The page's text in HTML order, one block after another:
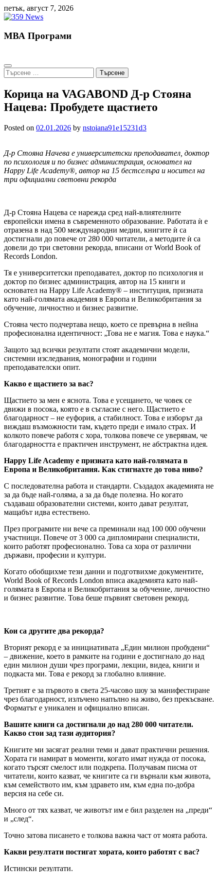
Skip
to
петък, август 7, 2026
МВА Програми
Търсене
за:
Корица на VAGABOND Д-р Стояна
Нацева: Пробудете щастието
Posted on 02.01.2026 by nstoiana91e15231d3
Д-р Стояна Начева е университетски преподавател, доктор
по психология и по бизнес администрация, основател на
Happy Life Academy®, автор на 15 бестселъра и носител на
три официални световни рекорда
Д-р Стояна Нацева се нарежда сред най-влиятелните
европейски имена в съвременното образование. Работата ѝ е
отразена в над 500 международни медии, книгите ѝ са
достигнали до повече от 280 000 читатели, а методите ѝ са
довели до три световни рекорда, вписани от World Book of
Records London.
Тя е университетски преподавател, доктор по психология и
доктор по бизнес администрация, автор на 15 книги и
основател на Happy Life Academy® – институция, призната
като най-голямата академия в Европа и Великобритания за
обучение, личностно и бизнес развитие.
Стояна често подчертава нещо, което се превърна в нейна
професионална идентичност: „Това не е магия. Това е наука.“
Защото зад всички резултати стоят академични модели,
системни изследвания, монографии и години
преподавателски опит.
Какво е щастието за вас?
Щастието за мен е яснота. Това е усещането, че човек се
движи в посока, която е в съгласие с него. Щастието е
благодарност – не еуфория, а стабилност. Това е изборът да
виждаш възможности там, където преди е имало страх. И
колкото повече работя с хора, толкова повече се уверявам, че
благодарността е практичен инструмент, не абстрактна идея.
Happy Life Academy е призната като най-голямата в
Европа и Великобритания. Как стигнахте до това ниво?
С последователна работа и стандарти. Създадох академията не
за да бъде най-голяма, а за да бъде полезна. Но когато
създаваш образователни системи, които дават резултат,
мащабът идва естествено.
През програмите ни вече са преминали над 100 000 обучени
участници. Повече от 3 000 са дипломирани специалисти,
които работят професионално. Това са хора от различни
държави, професии и култури.
Когато обобщихме тези данни и подготвихме документите,
World Book of Records London вписа академията като най-
голямата в Европа и Великобритания за обучение, личностно
и бизнес развитие. Това беше първият световен рекорд.
Кои са другите два рекорда?
Вторият рекорд е за инициативата „Един милион пробудени“
– движение, което в рамките на години е достигнало до над
един милион души чрез програми, лекции, видеа, книги и
подкаста ми. Това е рекорд за глобално влияние.
Третият е за първото в света 25-часово шоу за манифестиране
чрез благодарност, излъчено напълно на живо, без прекъсване.
Форматът е уникален и официално вписан.
Вашите книги са достигнали до над 280 000 читатели.
Какво стои зад тази аудитория?
Книгите ми засягат реални теми и дават практични решения.
Хората ги намират в моменти, когато имат нужда от посока,
когато търсят смелост или подкрепа. Получавам писма от
читатели, които казват, че книгите са ги върнали към живота,
към семейството им, към здравето им, към една по-добра
версия на себе си.
Много от тях казват, че животът им е бил разделен на „преди“
и „след“.
Точно затова писането е толкова важна част от моята работа.
Какви резултати постигат хората, които работят с вас?
Истински резултати.